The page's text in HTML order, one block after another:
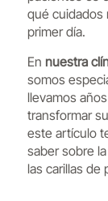
qué cuidados
primer día.
En nuestra
somos
llevamos
transformar
este artículo
saber sobre
las carillas de